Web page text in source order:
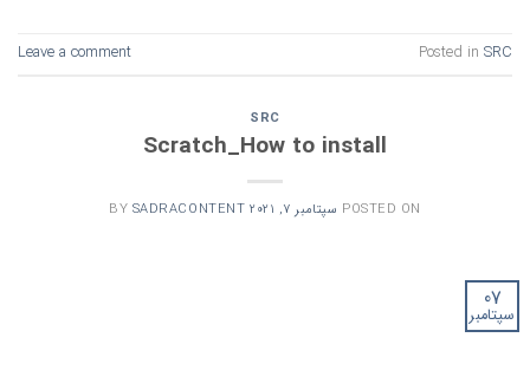
Posted in SRC
Leave a comment
SRC
Scratch_How to install
POSTED ON سپتامبر 7, 2021 BY SADRACONTENT
07
سپتامبر